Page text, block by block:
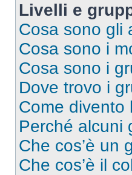
Livelli e
Cosa sono gli
Cosa sono i
Cosa sono i
Dove trovo i
Come divento
Perché alcuni
Che cos’è un
Che cos’è il